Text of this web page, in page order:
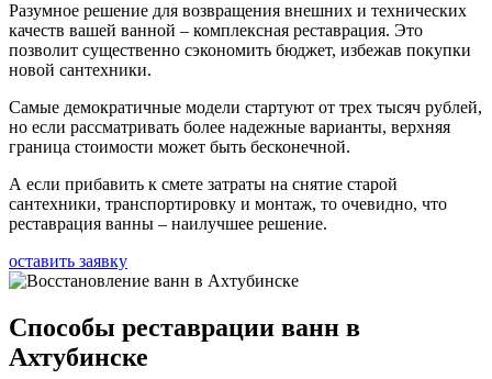
Разумное решение для возвращения внешних и технических
качеств вашей ванной – комплексная реставрация. Это
позволит существенно сэкономить бюджет, избежав покупки
новой сантехники.
Самые демократичные модели стартуют от трех тысяч рублей,
но если рассматривать более надежные варианты, верхняя
граница стоимости может быть бесконечной.
А если прибавить к смете затраты на снятие старой
сантехники, транспортировку и монтаж, то очевидно, что
реставрация ванны – наилучшее решение.
оставить заявку
Способы реставрации ванн в
Ахтубинске